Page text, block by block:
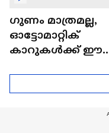
ഗുണം മാത്രമല്ല,
ഓട്ടോമാറ്റിക്
കാറുകൾക്ക് ഈ